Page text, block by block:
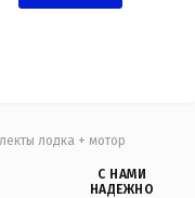
С НАМИ
НАДЕЖНО